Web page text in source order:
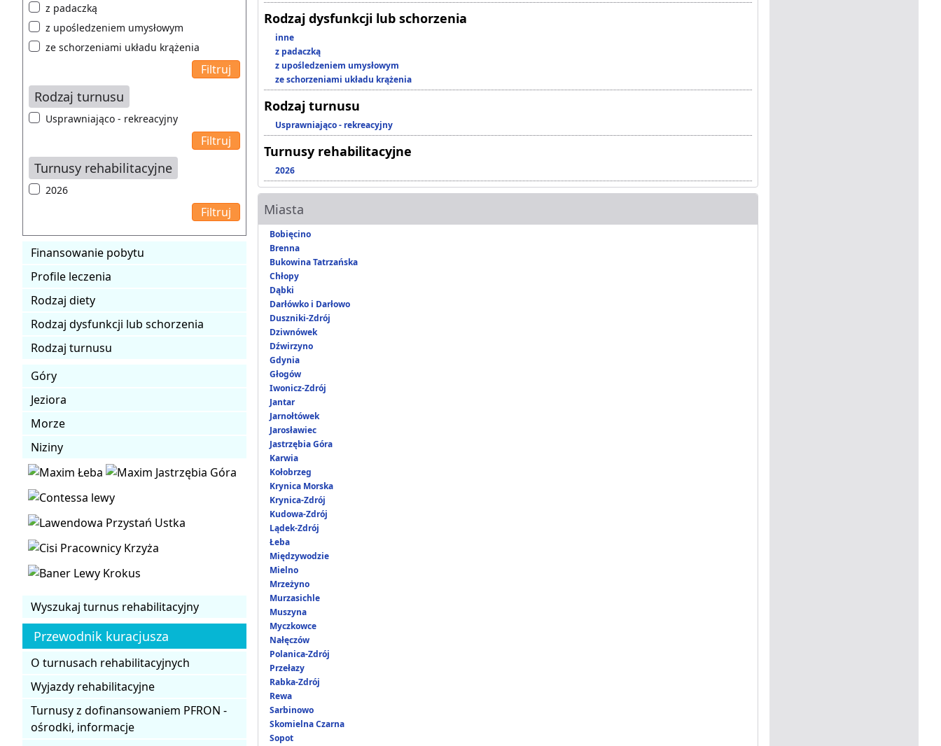
z padaczką
z upośledzeniem umysłowym
ze schorzeniami układu krążenia
Rodzaj turnusu
Usprawniająco - rekreacyjny
Turnusy rehabilitacyjne
2026
Finansowanie pobytu
Profile leczenia
Rodzaj diety
Rodzaj dysfunkcji lub schorzenia
Rodzaj turnusu
Góry
Jeziora
Morze
Niziny
Wyszukaj turnus rehabilitacyjny
Przewodnik kuracjusza
O turnusach rehabilitacyjnych
Wyjazdy rehabilitacyjne
Turnusy z dofinansowaniem PFRON -
ośrodki, informacje
Rodzaj dysfunkcji lub schorzenia
inne
z padaczką
z upośledzeniem umysłowym
ze schorzeniami układu krążenia
Rodzaj turnusu
Usprawniająco - rekreacyjny
Turnusy rehabilitacyjne
2026
Miasta
Bobięcino
Brenna
Bukowina Tatrzańska
Chłopy
Dąbki
Darłówko i Darłowo
Duszniki-Zdrój
Dziwnówek
Dźwirzyno
Gdynia
Głogów
Iwonicz-Zdrój
Jantar
Jarnołtówek
Jarosławiec
Jastrzębia Góra
Karwia
Kołobrzeg
Krynica Morska
Krynica-Zdrój
Kudowa-Zdrój
Lądek-Zdrój
Łeba
Międzywodzie
Mielno
Mrzeżyno
Murzasichle
Muszyna
Myczkowce
Nałęczów
Polanica-Zdrój
Przełazy
Rabka-Zdrój
Rewa
Sarbinowo
Skomielna Czarna
Sopot